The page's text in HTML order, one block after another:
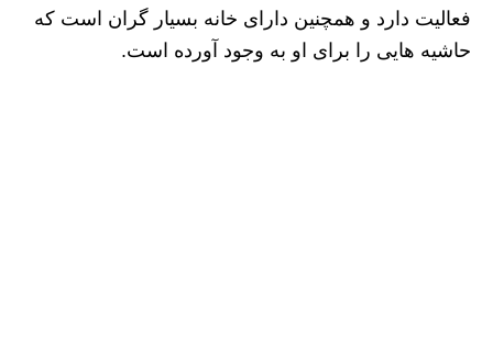
فعالیت دارد و همچنین دارای خانه بسیار گران است که
حاشیه هایی را برای او به وجود آورده است.